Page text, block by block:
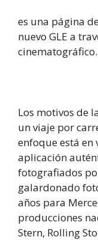
es una página
nuevo GLE a
cinematográfico.
Los motivos de
un viaje por
enfoque está en
aplicación
fotografiados
galardonado
años para
producciones
Stern, Rolling